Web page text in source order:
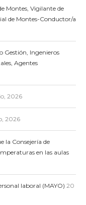
Montes, Vigilante de
de Montes-Conductor/a
Gestión, Ingenieros
Agentes
2026
2026
la Consejería de
en las aulas
laboral (MAYO) 20